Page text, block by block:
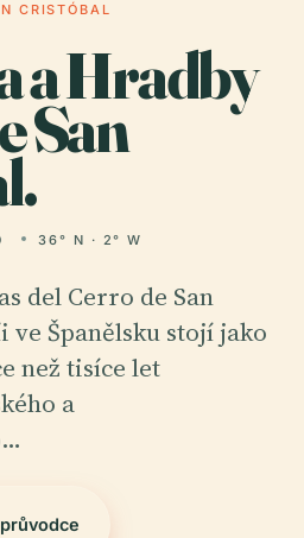
CRISTÓBAL
a Hradby
San
36° N · 2° W
del Cerro de San
Španělsku stojí jako
než tisíce let
a